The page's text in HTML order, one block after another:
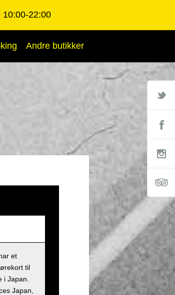
10:00-22:00
Andre butikker
et
til
i Japan.
Japan,